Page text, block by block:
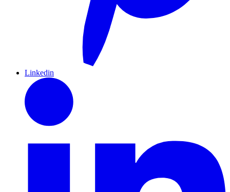
Linkedin